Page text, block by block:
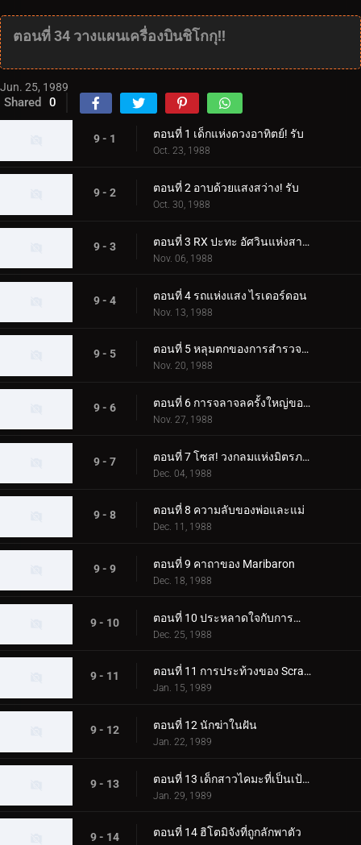
ตอนที่ 34 วางแผนเครื่องบินชิโกกุ!!
Jun. 25, 1989
Shared 0
9 - 1 ตอนที่ 1 เด็กแห่งดวงอาทิตย์! รับ
Oct. 23, 1988
9 - 2 ตอนที่ 2 อาบด้วยแสงสว่าง! รับ
Oct. 30, 1988
9 - 3 ตอนที่ 3 RX ปะทะ อัศวินแห่งสายลม
Nov. 06, 1988
9 - 4 ตอนที่ 4 รถแห่งแสง ไรเดอร์ดอน
Nov. 13, 1988
9 - 5 ตอนที่ 5 หลุมตกของการสำรวจถ้ำ
Nov. 20, 1988
9 - 6 ตอนที่ 6 การจลาจลครั้งใหญ่ของมนุษย์ต่างดาวไคมะ!
Nov. 27, 1988
9 - 7 ตอนที่ 7 โซส! วงกลมแห่งมิตรภาพ
Dec. 04, 1988
9 - 8 ตอนที่ 8 ความลับของพ่อและแม่
Dec. 11, 1988
9 - 9 ตอนที่ 9 คาถาของ Maribaron
Dec. 18, 1988
9 - 10 ตอนที่ 10 ประหลาดใจกับการจำลอง
Dec. 25, 1988
9 - 11 ตอนที่ 11 การประท้วงของ Scraps
Jan. 15, 1989
9 - 12 ตอนที่ 12 นักฆ่าในฝัน
Jan. 22, 1989
9 - 13 ตอนที่ 13 เด็กสาวไคมะที่เป็นเป้าหมาย
Jan. 29, 1989
9 - 14 ตอนที่ 14 ฮิโตมิจังที่ถูกลักพาตัว